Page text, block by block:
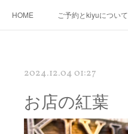
HOME ご予約とkiyuについて
2024.12.04 01:27
お店の紅葉